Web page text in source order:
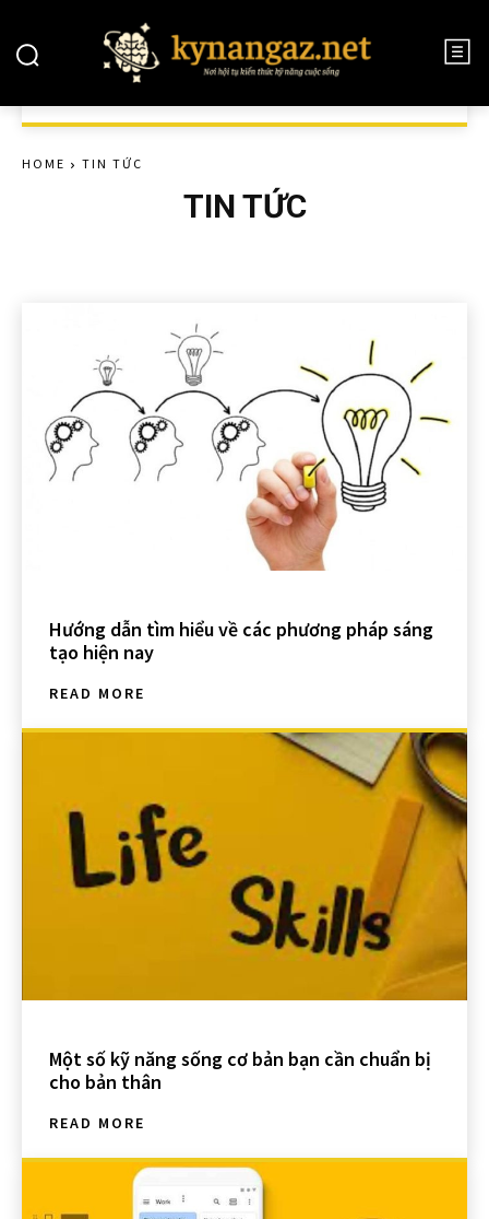
HOME TIN TỨC
TIN TỨC
Hướng dẫn tìm hiểu về các phương pháp sáng
tạo hiện nay
READ MORE
Một số kỹ năng sống cơ bản bạn cần chuẩn bị
cho bản thân
READ MORE